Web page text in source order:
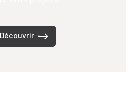
Découvrir